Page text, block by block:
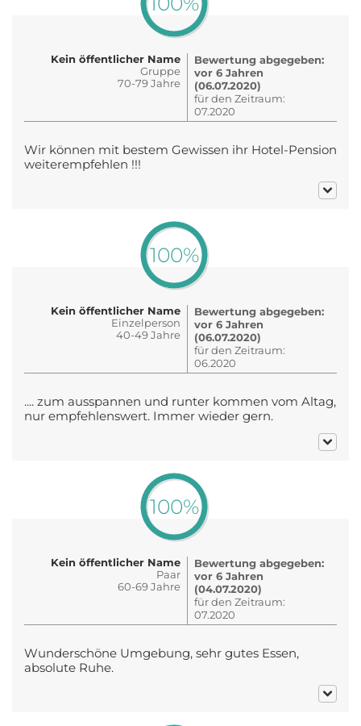
Kein öffentlicher Name
Gruppe
70-79 Jahre
Bewertung abgegeben:
vor 6 Jahren
(06.07.2020)
für den Zeitraum:
07.2020
Wir können mit bestem Gewissen ihr Hotel-Pension
weiterempfehlen !!!
100%
Kein öffentlicher Name
Einzelperson
40-49 Jahre
Bewertung abgegeben:
vor 6 Jahren
(06.07.2020)
für den Zeitraum:
06.2020
.... zum ausspannen und runter kommen vom Altag,
nur empfehlenswert. Immer wieder gern.
100%
Kein öffentlicher Name
Paar
60-69 Jahre
Bewertung abgegeben:
vor 6 Jahren
(04.07.2020)
für den Zeitraum:
07.2020
Wunderschöne Umgebung, sehr gutes Essen,
absolute Ruhe.